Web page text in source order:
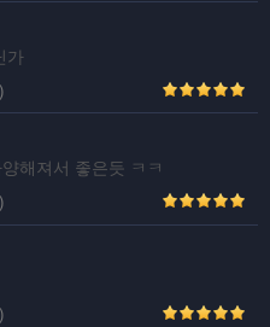
가
)
해져서 좋은듯 ㅋㅋ
)
)